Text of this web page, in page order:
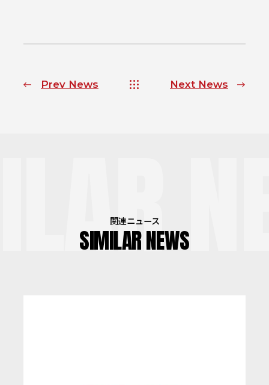
Prev News Next News
関連ニュース
SIMILAR NEWS